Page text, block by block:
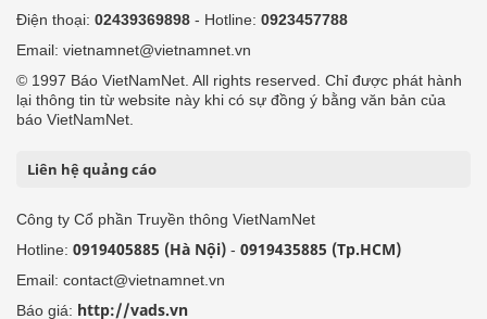
Điện thoại: 02439369898 - Hotline: 0923457788
Email: vietnamnet@vietnamnet.vn
© 1997 Báo VietNamNet. All rights reserved. Chỉ được phát hành
lại thông tin từ website này khi có sự đồng ý bằng văn bản của
báo VietNamNet.
Liên hệ quảng cáo
Công ty Cổ phần Truyền thông VietNamNet
Hotline: 0919405885 (Hà Nội) - 0919435885 (Tp.HCM)
Email: contact@vietnamnet.vn
Báo giá: http://vads.vn